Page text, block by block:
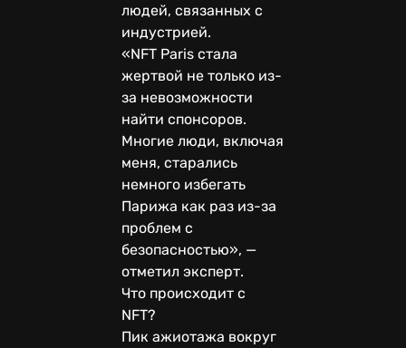
людей, связанных с
индустрией.
«NFT Paris стала
жертвой не только из-
за невозможности
найти спонсоров.
Многие люди, включая
меня, старались
немного избегать
Парижа как раз из-за
проблем с
безопасностью», —
отметил эксперт.
Что происходит с
NFT?
Пик ажиотажа вокруг